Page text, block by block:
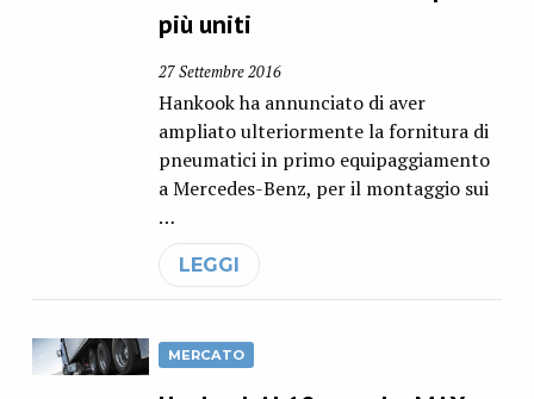
più uniti
27 Settembre 2016
Hankook ha annunciato di aver
ampliato ulteriormente la fornitura di
pneumatici in primo equipaggiamento
a Mercedes-Benz, per il montaggio sui
…
LEGGI
MERCATO